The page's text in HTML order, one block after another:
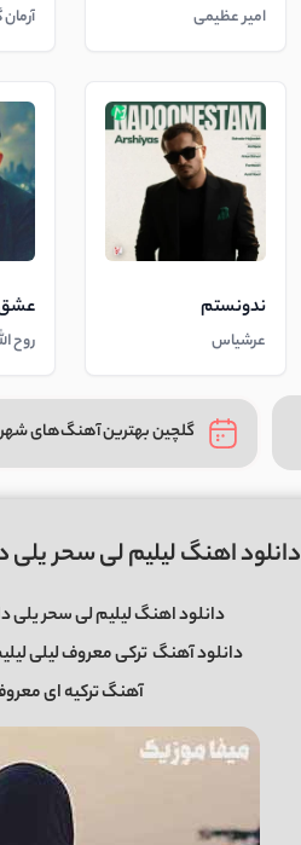
امیر عظیمی
ندونستم
عرشیاس روح
گلچین بهترین آهنگ‌های
دانلود اهنگ لیلیم لی سحر یلی
دانلود اهنگ لیلیم لی سحر یلی
دانلود آهنگترکی معروف لیلی
آهنگ ترکیه ای معروف